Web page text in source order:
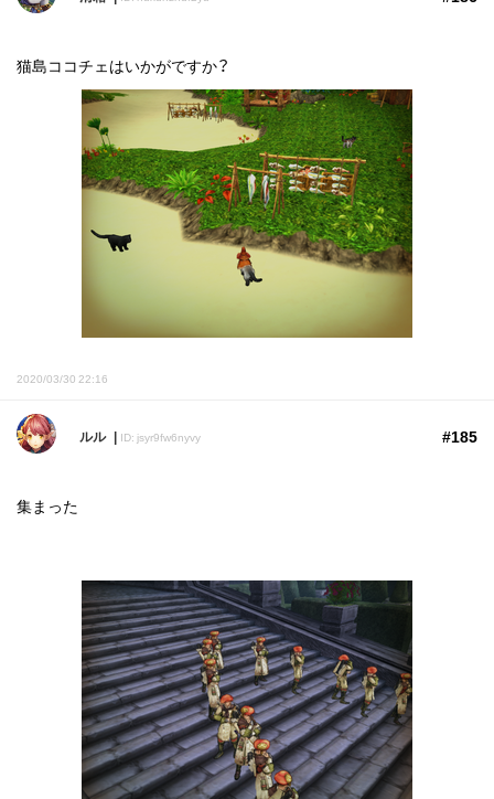
猫島ココチェはいかがですか？
2020/03/30 22:16
ルル ID: jsyr9fw6nyvy #185
集まった